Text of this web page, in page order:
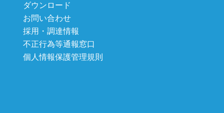
ダウンロード
お問い合わせ
採用・調達情報
不正行為等通報窓口
個人情報保護管理規則